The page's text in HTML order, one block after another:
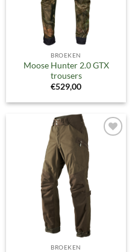
BROEKEN
Moose Hunter 2.0 GTX
trousers
€529,00
Toevoegen
verlanglijst
BROEKEN